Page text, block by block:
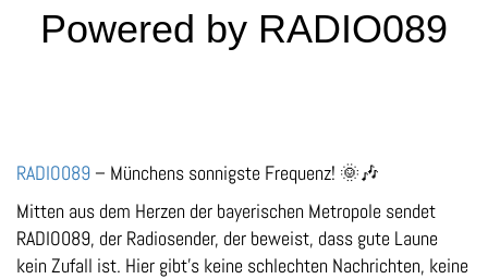
Powered by RADIO089
RADIO089 – Münchens sonnigste Frequenz! 🌞🎶
Mitten aus dem Herzen der bayerischen Metropole sendet
RADIO089, der Radiosender, der beweist, dass gute Laune
kein Zufall ist. Hier gibt's keine schlechten Nachrichten, keine